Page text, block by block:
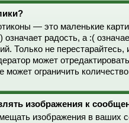
— это маленькие
означает радость, а :(
Только не
может
может ограничить
изображения к
изображения в ваших